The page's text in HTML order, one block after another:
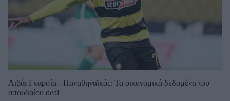
Λιβάι Γκαρσία - Παναθηναϊκός: Τα οικονομικά δεδομένα του
σπουδαίου deal